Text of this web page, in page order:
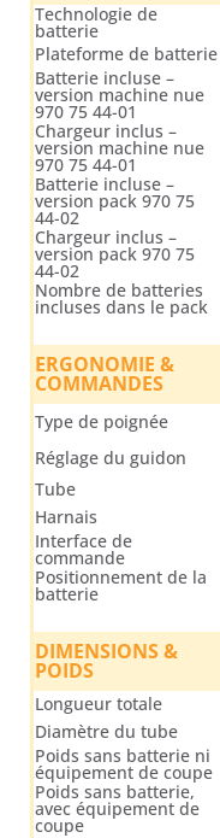
Technologie de
batterie
Plateforme de batterie
Batterie incluse –
version machine nue
970 75 44-01
Chargeur inclus –
version machine nue
970 75 44-01
Batterie incluse –
version pack 970 75
44-02
Chargeur inclus –
version pack 970 75
44-02
Nombre de batteries
incluses dans le pack
ERGONOMIE &
COMMANDES
Type de poignée
Réglage du guidon
Tube
Harnais
Interface de
commande
Positionnement de la
batterie
DIMENSIONS &
POIDS
Longueur totale
Diamètre du tube
Poids sans batterie ni
équipement de coupe
Poids sans batterie,
avec équipement de
coupe